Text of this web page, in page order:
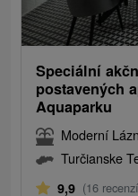
Speciální
postavených
Aquaparku
Moderní
Turčianske
9,9 (16